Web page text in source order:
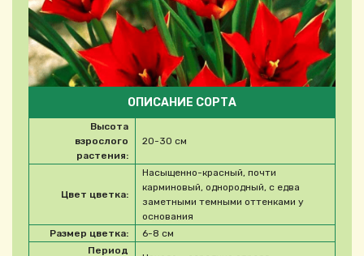
ОПИСАНИЕ СОРТА
Высота
взрослого
растения:
20-30 см
Цвет цветка:
Насыщенно-красный, почти
карминовый, однородный, с едва
заметными темными оттенками у
основания
Размер цветка:
6-8 см
Период